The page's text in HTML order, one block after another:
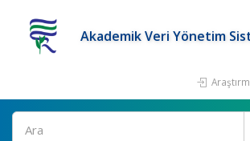
Akademik Veri Yönetim
Ara